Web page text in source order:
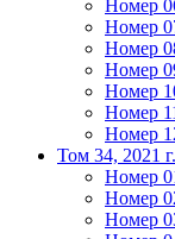
Номер
Номер
Номер
Номер
Номер
Номер
Номер
Том 34, 2021 г.
Номер
Номер
Номер